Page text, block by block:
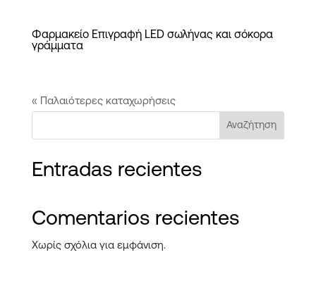
Φαρμακείο Επιγραφή LED σωλήνας και σόκορα
γράμματα
« Παλαιότερες καταχωρήσεις
Αναζήτηση
Entradas recientes
Comentarios recientes
Χωρίς σχόλια για εμφάνιση.